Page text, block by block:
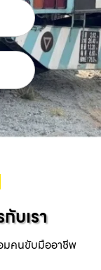
บเรา
มคนขับมืออาชีพ